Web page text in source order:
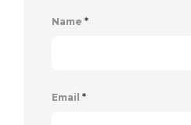
Name *
Email *